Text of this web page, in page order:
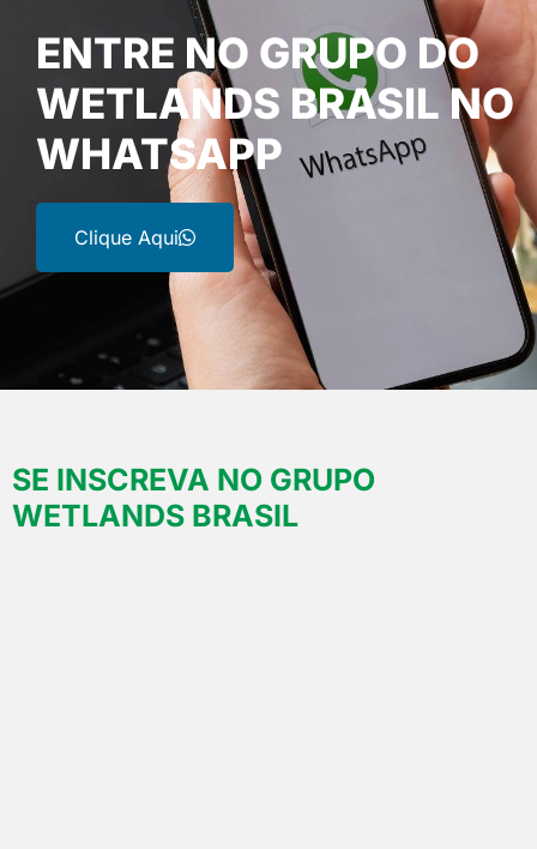
ENTRE NO GRUPO DO
WETLANDS BRASIL NO
WHATSAPP
Clique Aqui
SE INSCREVA NO GRUPO
WETLANDS BRASIL